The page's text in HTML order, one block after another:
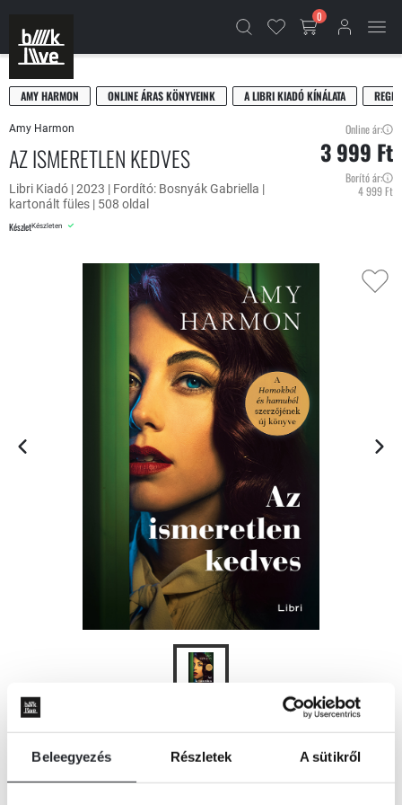
Beleegyezés Részletek A sütikről
0
AMY HARMON ONLINE ÁRAS KÖNYVEINK A LIBRI KIADÓ KÍNÁLATA
Amy Harmon
AZ ISMERETLEN KEDVES
Libri Kiadó | 2023 | Fordító: Bosnyák Gabriella |
kartonált füles | 508 oldal
KészletKészleten
Online ár:
3 999 Ft
Borító ár:
4 999 Ft
KOSÁRBA